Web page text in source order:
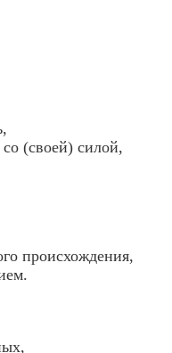
(своей) силой,
происхождения,